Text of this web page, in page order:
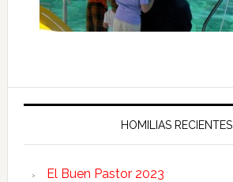
HOMILIAS RECIENTES
El Buen Pastor 2023